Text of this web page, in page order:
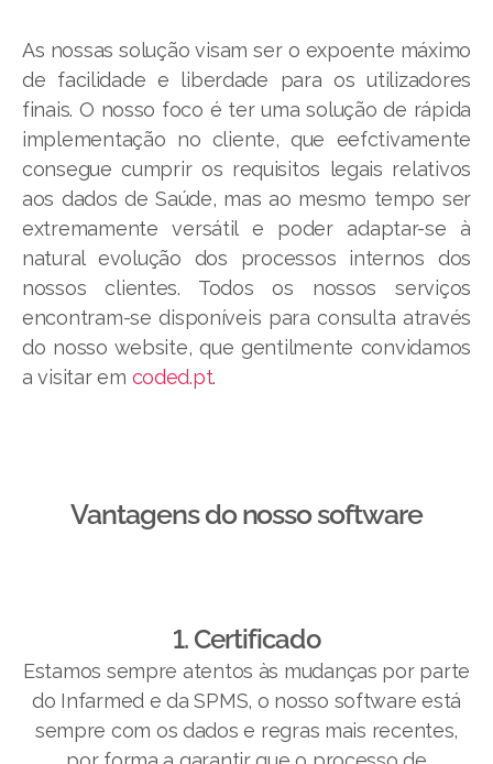
As nossas solução visam ser o expoente máximo
de facilidade e liberdade para os utilizadores
finais. O nosso foco é ter uma solução de rápida
implementação no cliente, que eefctivamente
consegue cumprir os requisitos legais relativos
aos dados de Saúde, mas ao mesmo tempo ser
extremamente versátil e poder adaptar-se à
natural evolução dos processos internos dos
nossos clientes. Todos os nossos serviços
encontram-se disponíveis para consulta através
do nosso website, que gentilmente convidamos
a visitar em coded.pt.
Vantagens do nosso software​
1. Certificado
Estamos sempre atentos às mudanças por parte
do Infarmed e da SPMS, o nosso software está
sempre com os dados e regras mais recentes,